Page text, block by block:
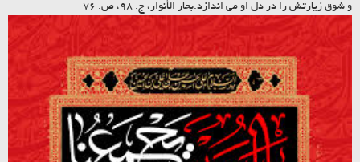
و شوق زیارتش را در دل او مى اندازد.بحار الأنوار، ج. ۹۸، ص. ۷۶